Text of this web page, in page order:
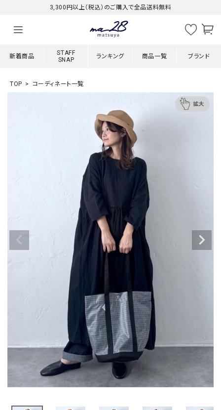
3,300円以上（税込）のご購入で全品送料無料
新着商品
STAFF
SNAP
ランキング 商品一覧 ブランド
TOP コーディネート一覧